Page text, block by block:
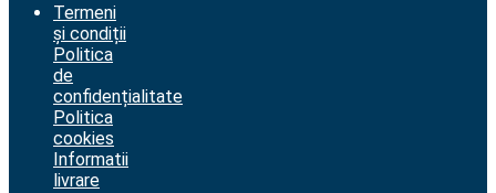
Termeni
și condiții
Politica
de
confidențialitate
Politica
cookies
Informatii
livrare